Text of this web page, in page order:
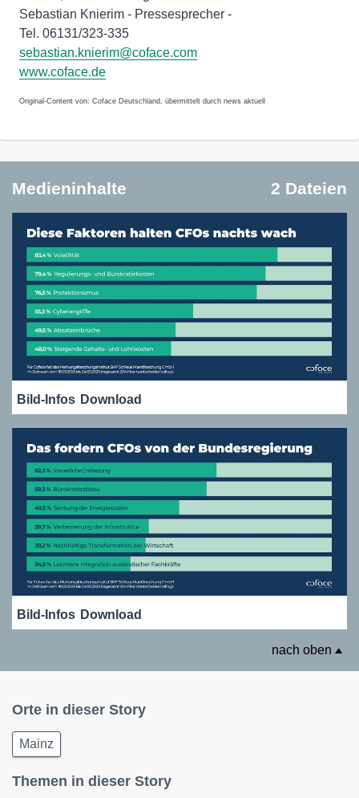
Sebastian Knierim - Pressesprecher -
Tel. 06131/323-335
sebastian.knierim@coface.com
www.coface.de
Original-Content von: Coface Deutschland, übermittelt durch news aktuell
Medieninhalte 2 Dateien
Bild-Infos Download
Bild-Infos Download
nach oben
Orte in dieser Story
Mainz
Themen in dieser Story